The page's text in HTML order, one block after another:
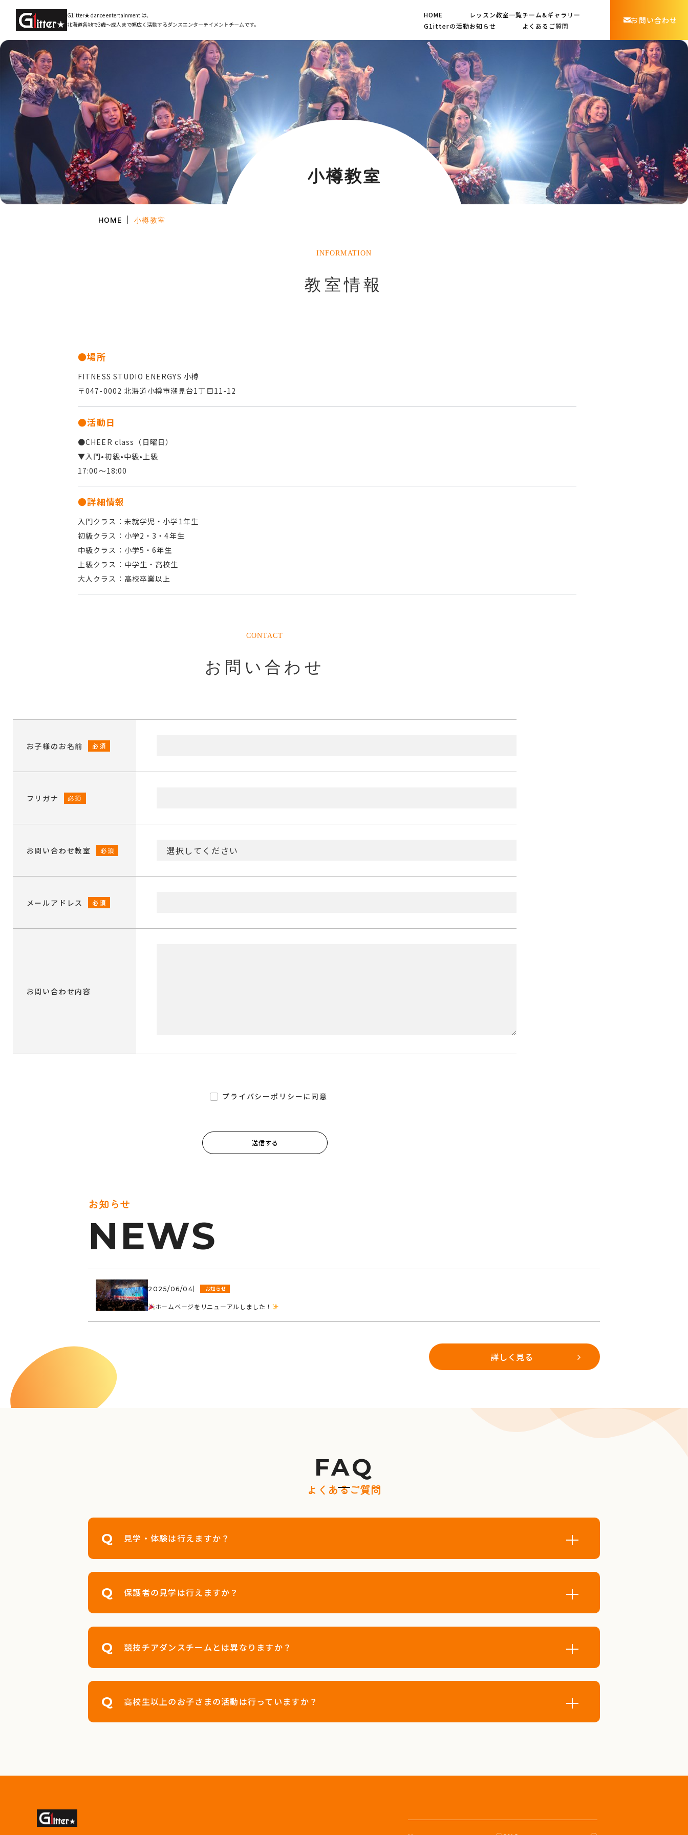
G1itter★ dance entertainment は、
北海道各地で3歳～成人まで幅広く活動するダンスエンターテイメントチームです。
HOME
G1itterの活動
レッスン教室一覧
お知らせ
チーム&ギャラリー
よくあるご質問
お問い合わせ
小樽教室
HOME 小樽教室
INFORMATION
教室情報
●場所
FITNESS STUDIO ENERGYS 小樽
〒047-0002 北海道小樽市潮見台1丁目11-12
●活動日
●CHEER class（日曜日）
▼入門•初級•中級•上級
17:00〜18:00
●詳細情報
入門クラス：未就学児・小学1年生
初級クラス：小学2・3・4年生
中級クラス：小学5・6年生
上級クラス：中学生・高校生
大人クラス：高校卒業以上
CONTACT
お問い合わせ
お子様のお名前 必須
フリガナ 必須
お問い合わせ教室 必須
メールアドレス 必須
お問い合わせ内容
プライバシーポリシーに同意
お知らせ
NEWS
2025/06/04 お知らせ
ホームページをリニューアルしました！
詳しく見る
FAQ
よくあるご質問
見学・体験は行えますか？
保護者の見学は行えますか？
競技チアダンスチームとは異なりますか？
高校生以上のお子さまの活動は行っていますか？